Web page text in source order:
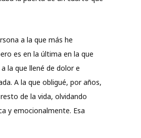
a la que más he
es en la última en la que
la que llené de dolor e
A la que obligué, por años,
de la vida, olvidando
y emocionalmente. Esa